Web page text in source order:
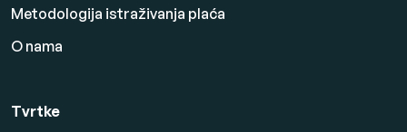
Metodologija istraživanja plaća
O nama
Tvrtke